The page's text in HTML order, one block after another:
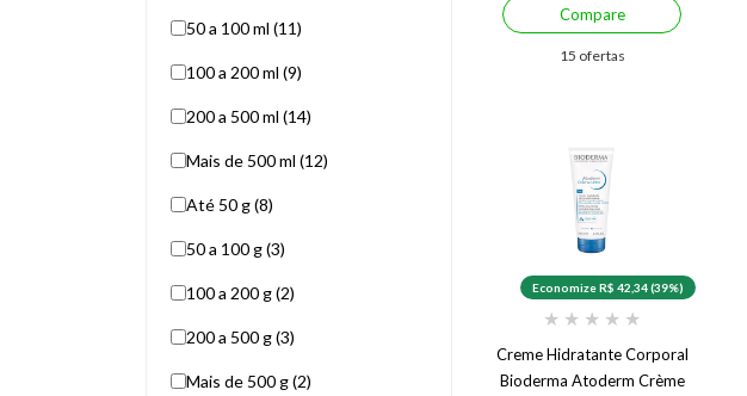
50 a 100 ml (11)
100 a 200 ml (9)
200 a 500 ml (14)
Mais de 500 ml (12)
Até 50 g (8)
50 a 100 g (3)
100 a 200 g (2)
200 a 500 g (3)
Mais de 500 g (2)
Compare
15 ofertas
Economize R$ 42,34 (39%)
★ ★ ★ ★ ★
Creme Hidratante Corporal
Bioderma Atoderm Crème